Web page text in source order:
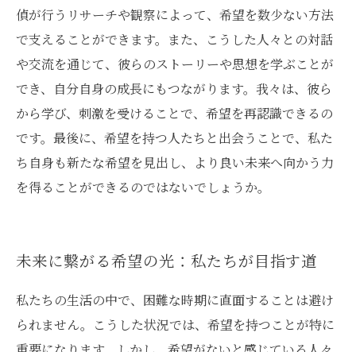
偵が行うリサーチや観察によって、希望を数少ない方法
で支えることができます。また、こうした人々との対話
や交流を通じて、彼らのストーリーや思想を学ぶことが
でき、自分自身の成長にもつながります。我々は、彼ら
から学び、刺激を受けることで、希望を再認識できるの
です。最後に、希望を持つ人たちと出会うことで、私た
ち自身も新たな希望を見出し、より良い未来へ向かう力
を得ることができるのではないでしょうか。
未来に繋がる希望の光：私たちが目指す道
私たちの生活の中で、困難な時期に直面することは避け
られません。こうした状況では、希望を持つことが特に